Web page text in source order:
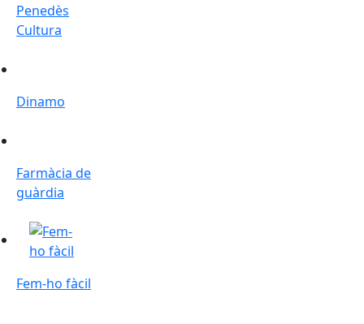
Penedès
Cultura
Dinamo
Farmàcia de
guàrdia
Fem-ho fàcil
Fem-ho fàcil